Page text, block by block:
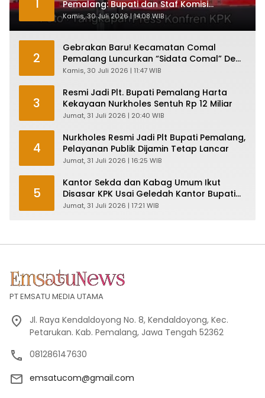
1
Pemalang: Bupati dan Staf Komisi
Antirasuah Ditetapkan Tersangka
Kamis, 30 Juli 2026 | 14:08 WIB
2
Gebrakan Baru! Kecamatan Comal
Pemalang Luncurkan “Sidata Comal” Demi
Layanan Publik Makin Ngebut
Kamis, 30 Juli 2026 | 11:47 WIB
3
Resmi Jadi Plt. Bupati Pemalang Harta
Kekayaan Nurkholes Sentuh Rp 12 Miliar
Jumat, 31 Juli 2026 | 20:40 WIB
4
Nurkholes Resmi Jadi Plt Bupati Pemalang,
Pelayanan Publik Dijamin Tetap Lancar
Jumat, 31 Juli 2026 | 16:25 WIB
5
Kantor Sekda dan Kabag Umum Ikut
Disasar KPK Usai Geledah Kantor Bupati
Pemalang
Jumat, 31 Juli 2026 | 17:21 WIB
PT EMSATU MEDIA UTAMA
Jl. Raya Kendaldoyong No. 8, Kendaldoyong, Kec.
Petarukan. Kab. Pemalang, Jawa Tengah 52362
081286147630
emsatucom@gmail.com